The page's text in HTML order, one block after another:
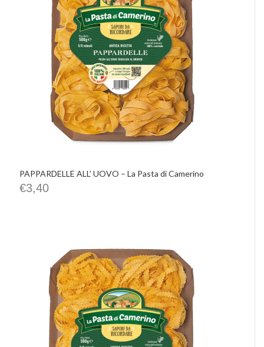
PAPPARDELLE ALL’ UOVO – La Pasta di Camerino
€3,40